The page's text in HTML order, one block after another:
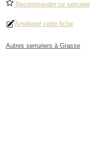
Recommander ce serrurier
Améliorer cette fiche
Autres serruriers à Grasse